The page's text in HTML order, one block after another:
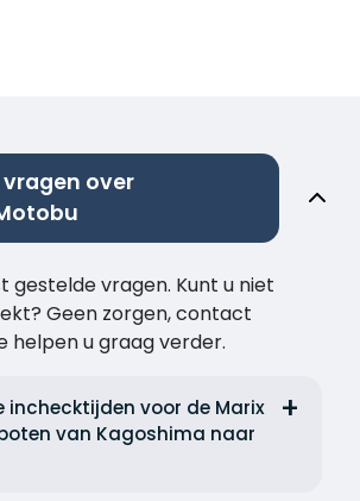
over
gestelde vragen. Kunt u niet
Geen zorgen, contact
helpen u graag verder.
inchecktijden voor de Marix
van Kagoshima naar